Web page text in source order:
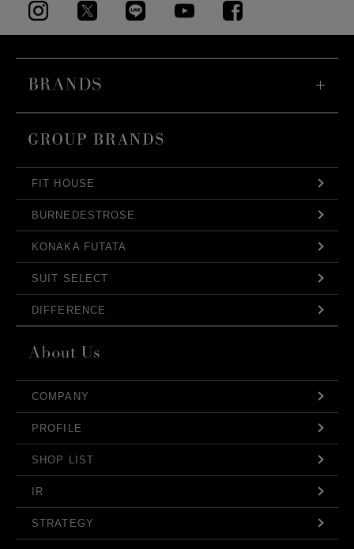
FIT HOUSE
BURNEDESTROSE
KONAKA FUTATA
SUIT SELECT
DIFFERENCE
COMPANY
PROFILE
SHOP LIST
IR
STRATEGY